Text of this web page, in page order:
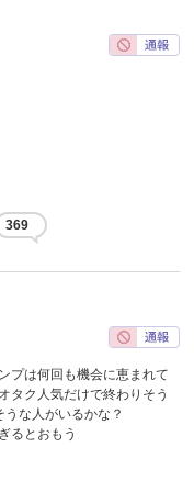
369
プは何回も機会に恵まれて
タク人気だけで終わりそう
な人がいるかな？
るとおもう